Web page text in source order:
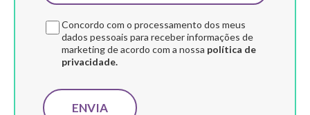
Concordo com o processamento dos meus
dados pessoais para receber informações de
marketing de acordo com a nossa política de
privacidade.